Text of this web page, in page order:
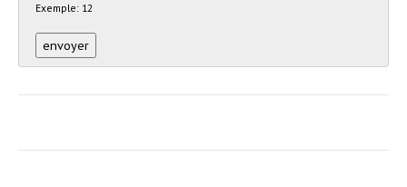
Exemple: 12